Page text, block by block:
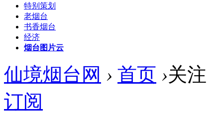
特别策划
老烟台
书香烟台
经济
烟台图片云
仙境烟台网 › 首页 ›关注
订阅